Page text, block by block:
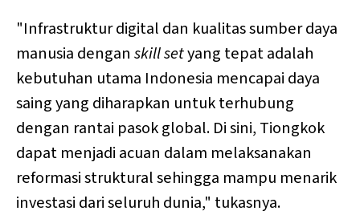
"Infrastruktur digital dan kualitas sumber daya
manusia dengan skill setyang tepat adalah
kebutuhan utama Indonesia mencapai daya
saing yang diharapkan untuk terhubung
dengan rantai pasok global. Di sini, Tiongkok
dapat menjadi acuan dalam melaksanakan
reformasi struktural sehingga mampu menarik
investasi dari seluruh dunia," tukasnya.